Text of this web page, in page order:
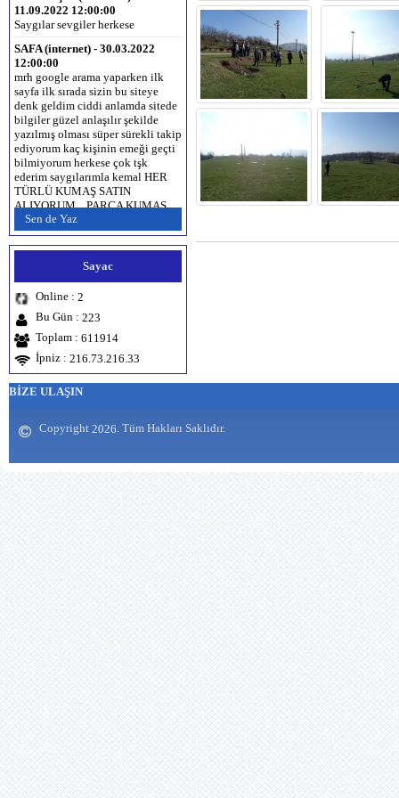
Saygılar sevgiler herkese
12:00:00
mrh google arama yaparken ilk
sayfa ilk sırada sizin bu siteye
denk geldim ciddi anlamda sitede
bilgiler güzel anlaşılır şekilde
yazılmış olması süper sürekli takip
ediyorum kaç kişinin emeği geçti
bilmiyorum herkese çok tşk
ederim saygılarımla kemal HER
TÜRLÜ KUMAŞ SATIN
ALIYORUM... PARÇA KUMAŞ
SATIN ALINIR... İPLİK SATIN
ALINIR... www.kumas.org
www.kumaş.com.tr www.kumaş.net
www.partikumas.com 0536 336 43
Esra erhan (Antalya) -
28.12.2019 12:00:00
Sevdigim cocuk Erzurumlu ne
dediginin anlamina baktim
zhdgshhwbd Erzurum‘a selam
olsun
Hamza Şahin (mardin) -
13.09.2019 12:00:00
emeğinize sağlık
Zekeriya SAYAR
Sen de Yaz
Sayac
Online : 2
Bu Gün : 223
Toplam : 611914
İpniz : 216.73.216.33
BİZE ULAŞIN
Copyright 2026 . Tüm Hakları Saklıdır.